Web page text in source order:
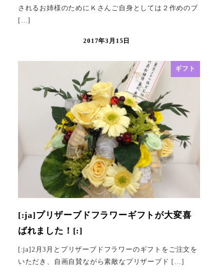
されるお姉様のためにＫさんご自身としては２作めのブ
[…]
2017年3月15日
ギフト
[:ja]プリザーブドフラワーギフトが大変喜
ばれました！[:]
[:ja]2月3月とプリザーブドフラワーのギフトをご注文を
いただき、自画自賛ながら素敵なプリザーブド […]